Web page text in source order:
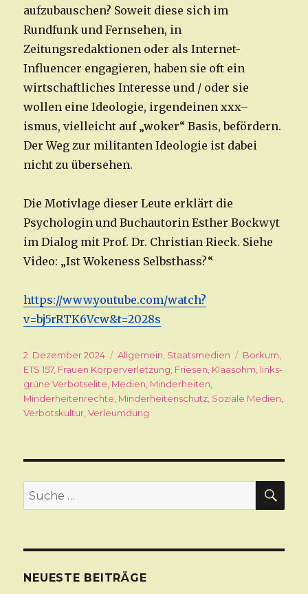
aufzubauschen? Soweit diese sich im
Rundfunk und Fernsehen, in
Zeitungsredaktionen oder als Internet-
Influencer engagieren, haben sie oft ein
wirtschaftliches Interesse und / oder sie
wollen eine Ideologie, irgendeinen xxx–
ismus, vielleicht auf „woker“ Basis, befördern.
Der Weg zur militanten Ideologie ist dabei
nicht zu übersehen.
Die Motivlage dieser Leute erklärt die
Psychologin und Buchautorin Esther Bockwyt
im Dialog mit Prof. Dr. Christian Rieck. Siehe
Video: „Ist Wokeness Selbsthass?“
https://www.youtube.com/watch?
v=bj5rRTK6Vcw&t=2028s
Veröffentlicht
am
2. Dezember 2024 Kategorien
Allgemein, Staatsmedien Schlagwörter
Borkum,
ETS 157, Frauen Körperverletzung, Friesen, Klaasohm, links-
grüne Verbotselite, Medien, Minderheiten,
Minderheitenrechte, Minderheitenschutz, Soziale Medien,
Verbotskultur,Verleumdung
Suche
nach:
NEUESTE BEITRÄGE